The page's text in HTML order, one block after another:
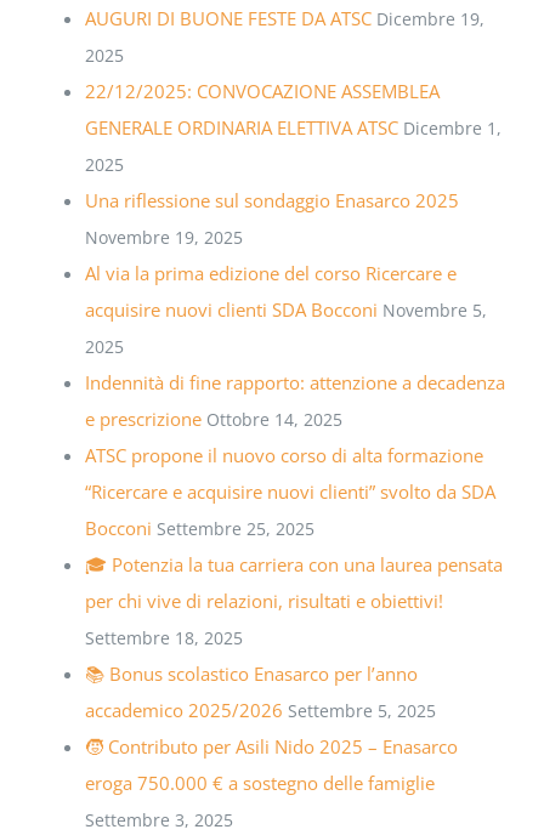
AUGURI DI BUONE FESTE DA ATSC Dicembre 19,
2025
22/12/2025: CONVOCAZIONE ASSEMBLEA
GENERALE ORDINARIA ELETTIVA ATSC Dicembre 1,
2025
Una riflessione sul sondaggio Enasarco 2025
Novembre 19, 2025
Al via la prima edizione del corso Ricercare e
acquisire nuovi clienti SDA Bocconi Novembre 5,
2025
Indennità di fine rapporto: attenzione a decadenza
e prescrizione Ottobre 14, 2025
ATSC propone il nuovo corso di alta formazione
“Ricercare e acquisire nuovi clienti” svolto da SDA
Bocconi Settembre 25, 2025
🎓 Potenzia la tua carriera con una laurea pensata
per chi vive di relazioni, risultati e obiettivi!
Settembre 18, 2025
📚 Bonus scolastico Enasarco per l’anno
accademico 2025/2026 Settembre 5, 2025
🧒 Contributo per Asili Nido 2025 – Enasarco
eroga 750.000 € a sostegno delle famiglie
Settembre 3, 2025